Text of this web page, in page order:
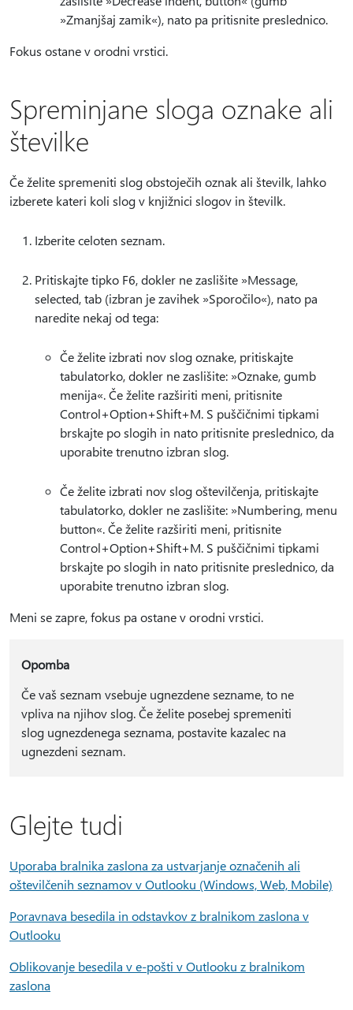
»Zmanjšaj zamik«), nato pa pritisnite preslednico.
Fokus ostane v orodni vrstici.
Spreminjane sloga oznake ali
številke
Če želite spremeniti slog obstoječih oznak ali številk, lahko
izberete kateri koli slog v knjižnici slogov in številk.
Izberite celoten seznam.
Pritiskajte tipko F6, dokler ne zaslišite »Message,
selected, tab (izbran je zavihek »Sporočilo«), nato pa
naredite nekaj od tega:
Če želite izbrati nov slog oznake, pritiskajte
tabulatorko, dokler ne zaslišite: »Oznake, gumb
menija«. Če želite razširiti meni, pritisnite
Control+Option+Shift+M. S puščičnimi tipkami
brskajte po slogih in nato pritisnite preslednico, da
uporabite trenutno izbran slog.
Če želite izbrati nov slog oštevilčenja, pritiskajte
tabulatorko, dokler ne zaslišite: »Numbering, menu
button«. Če želite razširiti meni, pritisnite
Control+Option+Shift+M. S puščičnimi tipkami
brskajte po slogih in nato pritisnite preslednico, da
uporabite trenutno izbran slog.
Meni se zapre, fokus pa ostane v orodni vrstici.
Opomba
Če vaš seznam vsebuje ugnezdene sezname, to ne
vpliva na njihov slog. Če želite posebej spremeniti
slog ugnezdenega seznama, postavite kazalec na
ugnezdeni seznam.
Glejte tudi
Uporaba bralnika zaslona za ustvarjanje označenih ali
oštevilčenih seznamov v Outlooku (Windows, Web, Mobile)
Poravnava besedila in odstavkov z bralnikom zaslona v
Outlooku
Oblikovanje besedila v e-pošti v Outlooku z bralnikom
zaslona